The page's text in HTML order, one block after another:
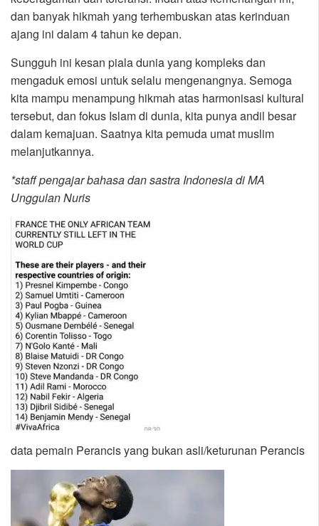
dan banyak hikmah yang terhembuskan atas kerinduan
ajang ini dalam 4 tahun ke depan.
Sungguh ini kesan piala dunia yang kompleks dan
mengaduk emosi untuk selalu mengenangnya. Semoga
kita mampu menampung hikmah atas harmonisasi kultural
tersebut, dan fokus Islam di dunia, kita punya andil besar
dalam kemajuan. Saatnya kita pemuda umat muslim
melanjutkannya.
*staff pengajar bahasa dan sastra Indonesia di MA
Unggulan Nuris
data pemain Perancis yang bukan asli/keturunan Perancis